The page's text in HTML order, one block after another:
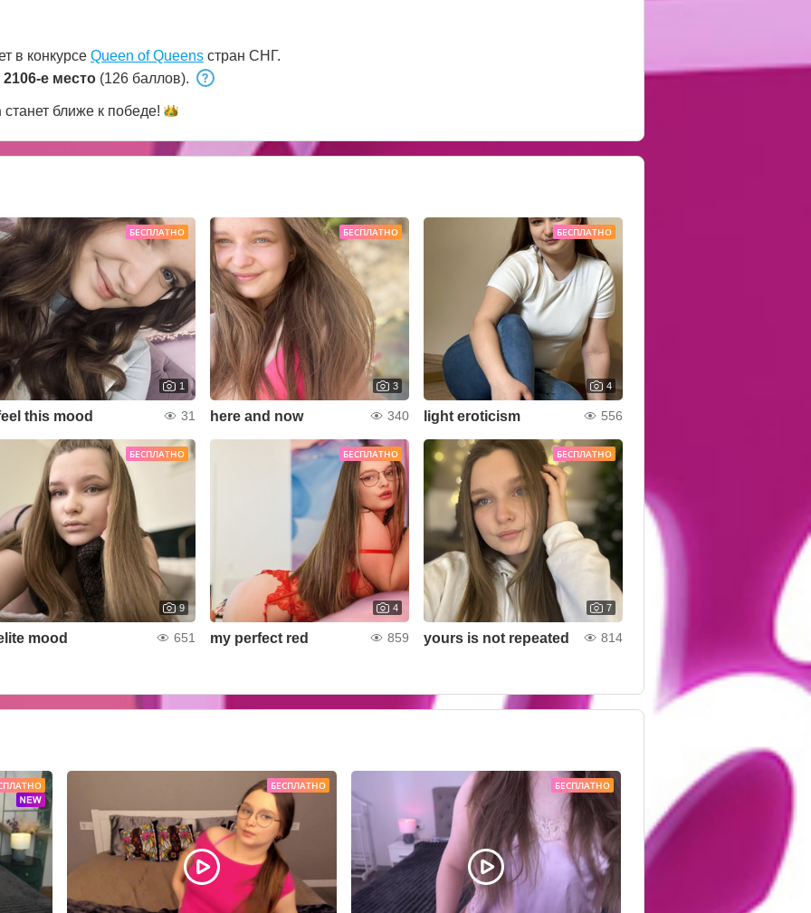
a comfortable atmosphere where each partner feels special. I believe true intimacy is built on
в конкурсе Queen of Queens стран СНГ.
2106-е место (126 баллов).
станет ближе к победе!
БЕСПЛАТНО
1
this mood 31
БЕСПЛАТНО
3
here and now 340
БЕСПЛАТНО
4
light eroticism 556
БЕСПЛАТНО
9
mood 651
БЕСПЛАТНО
4
my perfect red 859
БЕСПЛАТНО
7
yours is not repeated 814
БЕСПЛАТНО БЕСПЛАТНО